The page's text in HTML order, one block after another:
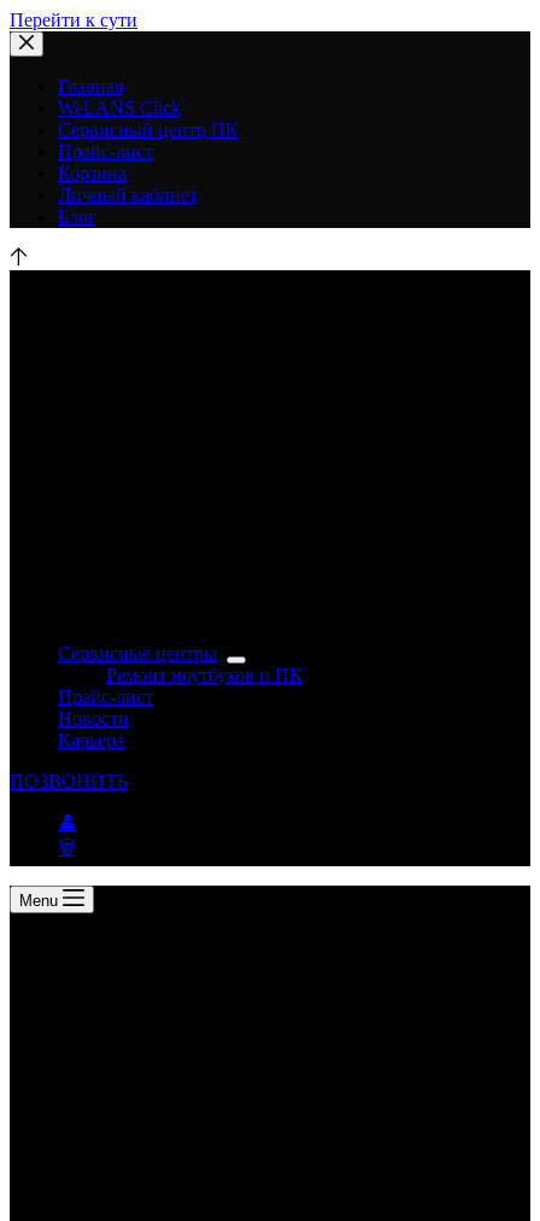
Перейти к сути
Главная
WeLANS Click
Сервисный центр ПК
Прайс-лист
Корзина
Личный кабинет
Блог
Сервисные центры
Ремонт ноутбуков и ПК
Прайс-лист
Новости
Карьера
ПОЗВОНИТЬ
👤
🗑
Menu